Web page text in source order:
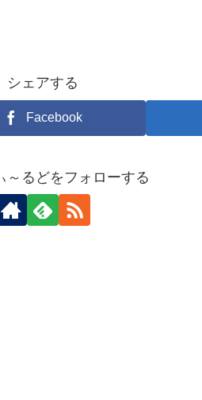
シェアする
Facebook
～るどをフォローする